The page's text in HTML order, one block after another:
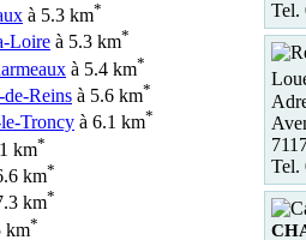
à 5.3 km*
Loire à 5.3 km*
à 5.4 km*
Reins à 5.6 km*
Troncy à 6.1 km*
km*
km*
km*
km*
Tel.
Tel.